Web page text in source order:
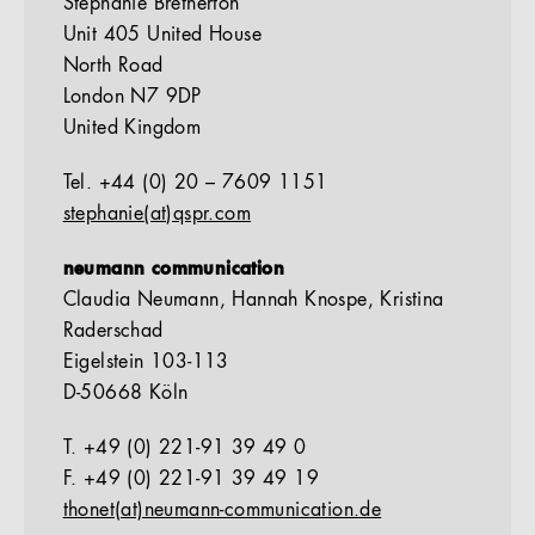
Stephanie Bretherton
Unit 405 United House
North Road
London N7 9DP
United Kingdom
Tel. +44 (0) 20 – 7609 1151
stephanie(at)qspr.com
neumann communication
Claudia Neumann, Hannah Knospe, Kristina
Raderschad
Eigelstein 103-113
D-50668 Köln
T. +49 (0) 221-91 39 49 0
F. +49 (0) 221-91 39 49 19
thonet(at)neumann-communication.de